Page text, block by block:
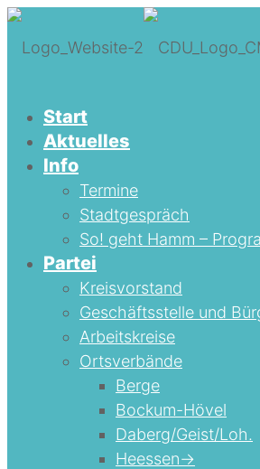
Start
Aktuelles
Info
Termine
Stadtgespräch
So! geht Hamm –
Partei
Kreisvorstand
Geschäftsstelle und
Arbeitskreise
Ortsverbände
Berge
Bockum-Hövel
Daberg/Geist/Loh.
Heessen->